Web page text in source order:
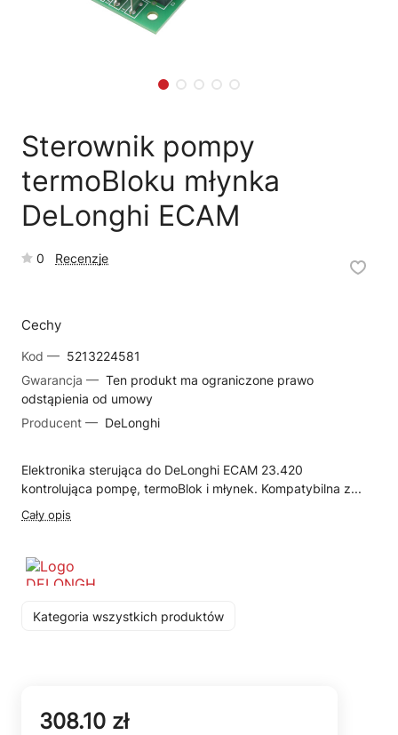
Sterownik pompy
termoBloku młynka
DeLonghi ECAM
0 Recenzje
Cechy
Kod — 5213224581
Gwarancja — Ten produkt ma ograniczone prawo
odstąpienia od umowy
Producent — DeLonghi
Elektronika sterująca do DeLonghi ECAM 23.420
kontrolująca pompę, termoBlok i młynek. Kompatybilna z...
Cały opis
Kategoria wszystkich produktów
308.10 zł
Reklamacja naprawy